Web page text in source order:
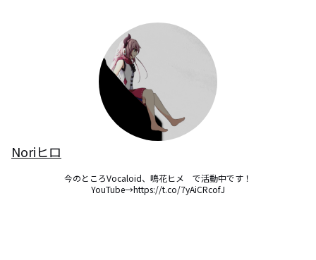
Noriヒロ
今のところVocaloid、鳴花ヒメ　で活動中です！
YouTube→https://t.co/7yAiCRcofJ